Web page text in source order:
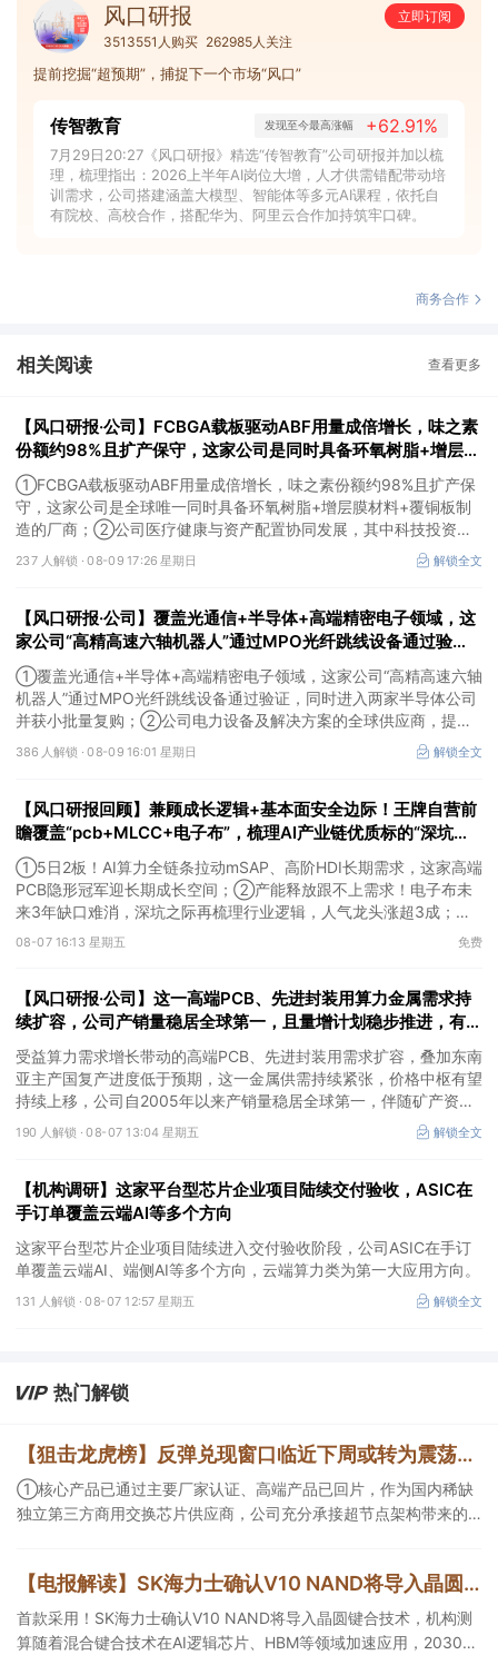
风口研报
立即订阅
3513551人购买 262985人关注
提前挖掘“超预期”，捕捉下一个市场“风口”
传智教育 发现至今最高涨幅 +62.91%
7月29日20:27《风口研报》精选“传智教育”公司研报并加以梳
理，梳理指出：2026上半年AI岗位大增，人才供需错配带动培
训需求，公司搭建涵盖大模型、智能体等多元AI课程，依托自
有院校、高校合作，搭配华为、阿里云合作加持筑牢口碑。
商务合作
相关阅读 查看更多
【风口研报·公司】FCBGA载板驱动ABF用量成倍增长，味之素
份额约98%且扩产保守，这家公司是同时具备环氧树脂+增层膜
材料+覆铜板制造的厂商；这家公司科技投资重点项目包括月之
暗面、DeepSeek等
①FCBGA载板驱动ABF用量成倍增长，味之素份额约98%且扩产保
守，这家公司是全球唯一同时具备环氧树脂+增层膜材料+覆铜板制
造的厂商；②公司医疗健康与资产配置协同发展，其中科技投资覆
盖模型、算力与应用，重点项目包括月之暗面、DeepSeek等，资产
价值有望逐步兑现。
237 人解锁 ·08-09 17:26 星期日 解锁全文
【风口研报·公司】覆盖光通信+半导体+高端精密电子领域，这
家公司“高精高速六轴机器人”通过MPO光纤跳线设备通过验
证，同时进入两家半导体公司并获小批量复购；另有一家公司电
力设备及解决方案的全球供应商
①覆盖光通信+半导体+高端精密电子领域，这家公司“高精高速六轴
机器人”通过MPO光纤跳线设备通过验证，同时进入两家半导体公司
并获小批量复购；②公司电力设备及解决方案的全球供应商，提前
布局SST等高价值产品，出海业务迎来收获。
386 人解锁 ·08-09 16:01 星期日 解锁全文
【风口研报回顾】兼顾成长逻辑+基本面安全边际！王牌自营前
瞻覆盖“pcb+MLCC+电子布”，梳理AI产业链优质标的“深坑起
跳”
①5日2板！AI算力全链条拉动mSAP、高阶HDI长期需求，这家高端
PCB隐形冠军迎长期成长空间；②产能释放跟不上需求！电子布未
来3年缺口难消，深坑之际再梳理行业逻辑，人气龙头涨超3成；
③AI服务器、机器人带动MLCC景气周期持续！这家公司扩产、涨
08-07 16:13 星期五 免费
【风口研报·公司】这一高端PCB、先进封装用算力金属需求持
续扩容，公司产销量稳居全球第一，且量增计划稳步推进，有望
充分受益价格上行
受益算力需求增长带动的高端PCB、先进封装用需求扩容，叠加东南
亚主产国复产进度低于预期，这一金属供需持续紧张，价格中枢有望
持续上移，公司自2005年以来产销量稳居全球第一，伴随矿产资源
产量增长与冶炼产能整合并举，公司市占率有望进一步提升，同时有
望充分受益金属价格上行。
190 人解锁 ·08-07 13:04 星期五 解锁全文
【机构调研】这家平台型芯片企业项目陆续交付验收，ASIC在
手订单覆盖云端AI等多个方向
这家平台型芯片企业项目陆续进入交付验收阶段，公司ASIC在手订
单覆盖云端AI、端侧AI等多个方向，云端算力类为第一大应用方向。
131 人解锁 ·08-07 12:57 星期五 解锁全文
热门解锁
【狙击龙虎榜】反弹兑现窗口临近下周或转为震荡市 新高因子凸显成为量化重要考量因素
①核心产品已通过主要厂家认证、高端产品已回片，作为国内稀缺
独立第三方商用交换芯片供应商，公司充分承接超节点架构带来的
元迈进”。
【电报解读】SK海力士确认V10 NAND将导入晶圆键合技术，机构测算随着混合键合技术在HBM等领域加速应用，2030年相关设备市场规模有望达到100亿元，这家公司正布局用于半导体存储器产品的测试设备
首款采用！SK海力士确认V10 NAND将导入晶圆键合技术，机构测
算随着混合键合技术在AI逻辑芯片、HBM等领域加速应用，2030年